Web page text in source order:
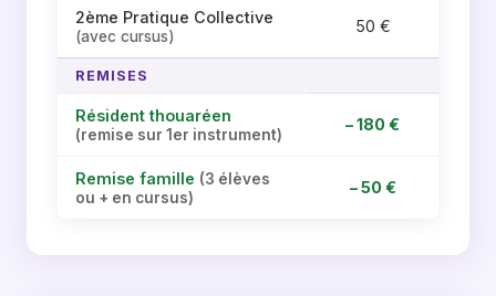
2ème Pratique Collective
(avec cursus)
50 €
REMISES
Résident thouaréen
(remise sur 1er instrument)
– 180 €
Remise famille (3 élèves
ou + en cursus)
– 50 €